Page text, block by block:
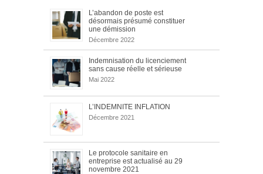
L’abandon de poste est
désormais présumé constituer
une démission
Décembre 2022
Indemnisation du licenciement
sans cause réelle et sérieuse
Mai 2022
L’INDEMNITE INFLATION
Décembre 2021
Le protocole sanitaire en
entreprise est actualisé au 29
novembre 2021